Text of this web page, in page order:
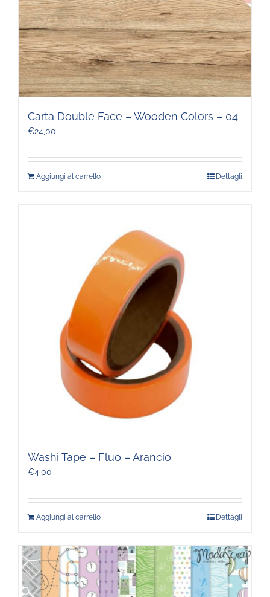
Carta Double Face – Wooden Colors – 04
€24,00
Aggiungi al carrello Dettagli
Washi Tape – Fluo – Arancio
€4,00
Aggiungi al carrello Dettagli